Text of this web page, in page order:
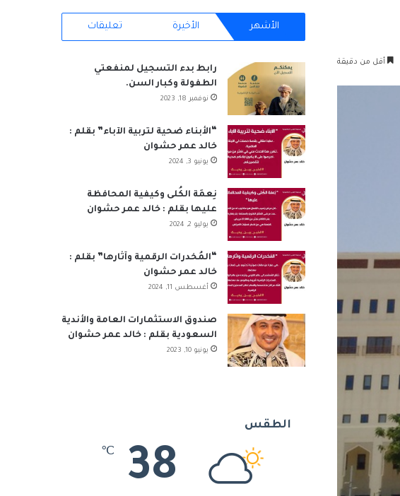
أقل من دقيقة
RSS
الأشهر الأخيرة تعليقات
رابط بدء التسجيل لمنفعتي
الطفولة وكبار السن.
نوفمبر 18, 2023
“الأبناء ضحية لتربية الآباء” بقلم :
خالد عمر حشوان
يونيو 3, 2024
نِعمَة الكُلى وكيفية المحافظة
عليها بقلم : خالد عمر حشوان
يوليو 2, 2024
“المُخدرات الرقمية وآثارها” بقلم :
خالد عمر حشوان
أغسطس 11, 2024
صندوق الاستثمارات العامة والأندية
السعودية بقلم : خالد عمر حشوان
يونيو 10, 2023
الطقس
38
℃